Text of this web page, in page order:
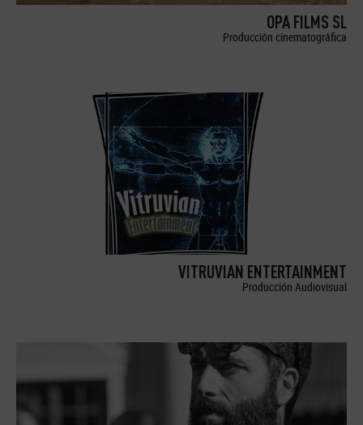
OPA FILMS SL
Producción cinematográfica
VITRUVIAN ENTERTAINMENT
Producción Audiovisual